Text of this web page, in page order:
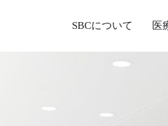
SBCについて 医